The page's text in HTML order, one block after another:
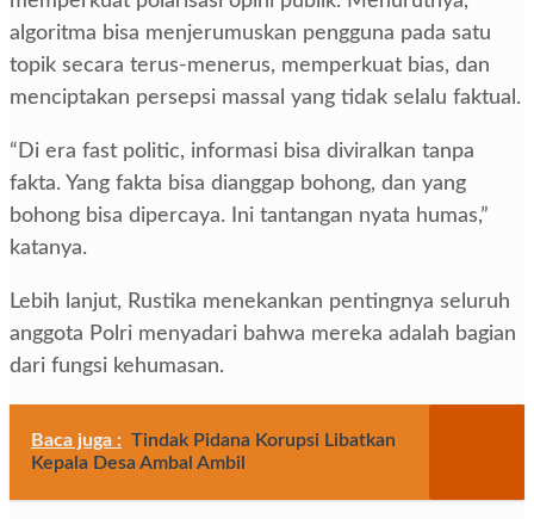
algoritma bisa menjerumuskan pengguna pada satu
topik secara terus-menerus, memperkuat bias, dan
menciptakan persepsi massal yang tidak selalu faktual.
“Di era fast politic, informasi bisa diviralkan tanpa
fakta. Yang fakta bisa dianggap bohong, dan yang
bohong bisa dipercaya. Ini tantangan nyata humas,”
katanya.
Lebih lanjut, Rustika menekankan pentingnya seluruh
anggota Polri menyadari bahwa mereka adalah bagian
dari fungsi kehumasan.
Baca juga : Tindak Pidana Korupsi Libatkan
Kepala Desa Ambal Ambil